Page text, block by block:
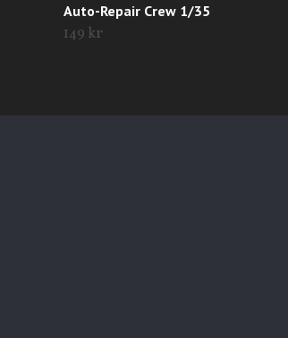
Auto-Repair Crew 1/35
149 kr